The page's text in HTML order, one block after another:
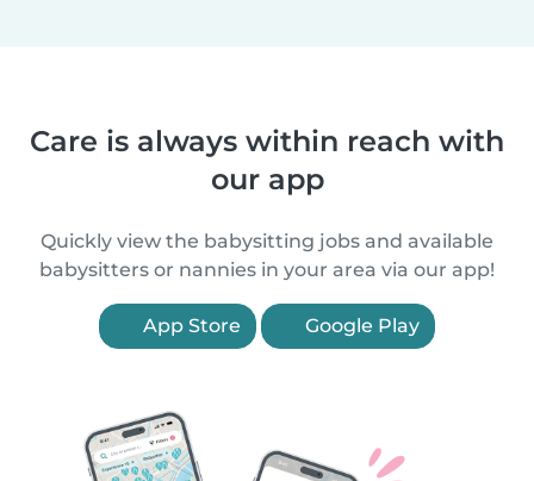
Care is always within reach with
our app
Quickly view the babysitting jobs and available
babysitters or nannies in your area via our app!
App Store Google Play